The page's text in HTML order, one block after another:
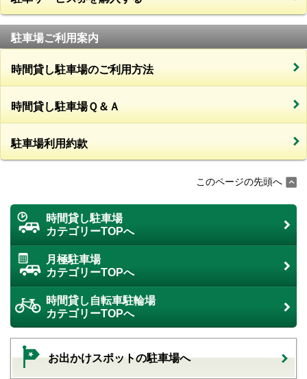
駐車場ご利用案内
時間貸し駐車場のご利用方法
時間貸し駐車場Ｑ＆Ａ
駐車場利用約款
このページの先頭へ
時間貸し駐車場
カテゴリーTOPへ
月極駐車場
カテゴリーTOPへ
時間貸し自転車駐輪場
カテゴリーTOPへ
お出かけスポットの駐車場へ